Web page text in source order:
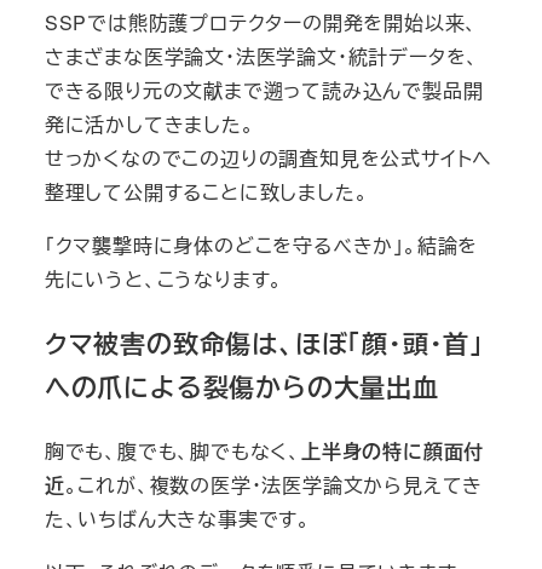
SSPでは熊防護プロテクターの開発を開始以来、
さまざまな医学論文・法医学論文・統計データを、
できる限り元の文献まで遡って読み込んで製品開
発に活かしてきました。
せっかくなのでこの辺りの調査知見を公式サイトへ
整理して公開することに致しました。
「クマ襲撃時に身体のどこを守るべきか」。結論を
先にいうと、こうなります。
クマ被害の致命傷は、ほぼ「顔・頭・首」
への爪による裂傷からの大量出血
胸でも、腹でも、脚でもなく、 上半身の特に顔面付
近。これが、複数の医学・法医学論文から見えてき
た、いちばん大きな事実です。